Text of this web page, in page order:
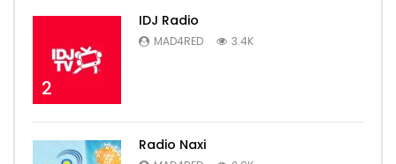
2
IDJ Radio
MAD4RED 3.4K
Radio Naxi